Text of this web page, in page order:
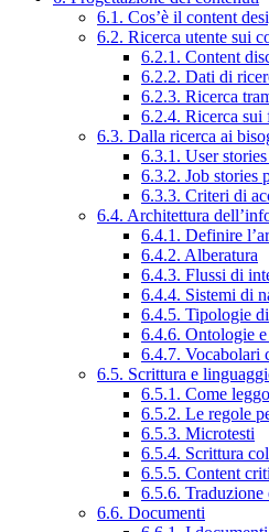
6.1. Cos’è il content
6.2. Ricerca utente sui
6.2.1. Content
6.2.2. Dati di
6.2.3. Ricerca
6.2.4. Ricerca sui
6.3. Dalla ricerca ai
6.3.1. User
6.3.2. Job stories
6.3.3. Criteri di
6.4. Architettura
6.4.1. Definire
6.4.2. Alberatura
6.4.3. Flussi di
6.4.4. Sistemi di
6.4.5. Tipologie
6.4.6. Ontologie e
6.4.7. Vocabolari
6.5. Scrittura e
6.5.1. Come
6.5.2. Le regole
6.5.3. Microtesti
6.5.4. Scrittura
6.5.5. Content
6.5.6. Traduzione
6.6. Documenti